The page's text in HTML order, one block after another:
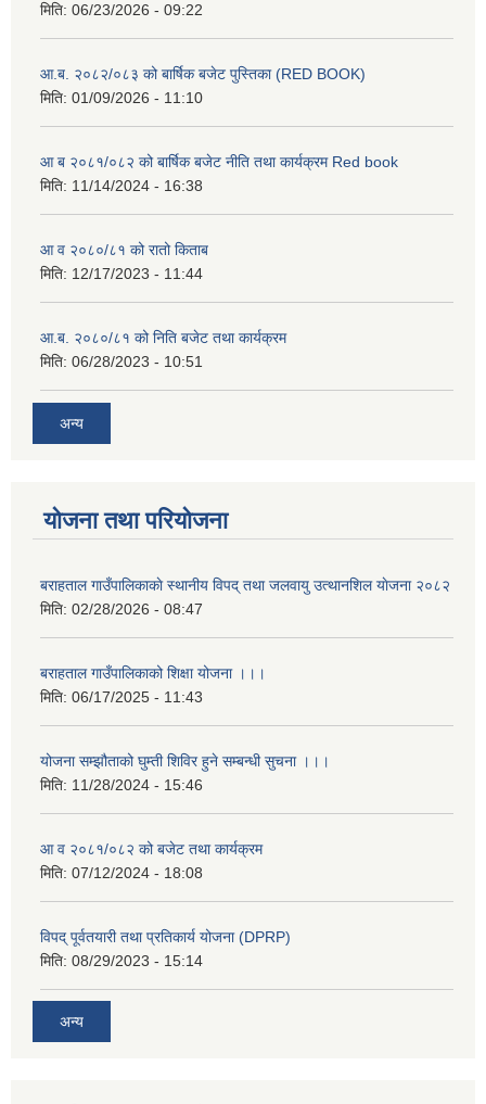
मिति: 06/23/2026 - 09:22
आ.ब. २०८२/०८३ को बार्षिक बजेट पुस्तिका (RED BOOK)
मिति: 01/09/2026 - 11:10
आ ब २०८१/०८२ को बार्षिक बजेट नीति तथा कार्यक्रम Red book
मिति: 11/14/2024 - 16:38
आ व २०८०/८१ को रातो किताब
मिति: 12/17/2023 - 11:44
आ.ब. २०८०/८१ को निति बजेट तथा कार्यक्रम
मिति: 06/28/2023 - 10:51
अन्य
योजना तथा परियोजना
बराहताल गाउँपालिकाकाे स्थानीय विपद् तथा जलवायु उत्थानशिल याेजना २०८२
मिति: 02/28/2026 - 08:47
बराहताल गाउँपालिकाको शिक्षा योजना ।।।
मिति: 06/17/2025 - 11:43
योजना सम्झौताको घुम्ती शिविर हुने सम्बन्धी सुचना ।।।
मिति: 11/28/2024 - 15:46
आ व २०८१/०८२ को बजेट तथा कार्यक्रम
मिति: 07/12/2024 - 18:08
विपद् पूर्वतयारी तथा प्रतिकार्य योजना (DPRP)
मिति: 08/29/2023 - 15:14
अन्य